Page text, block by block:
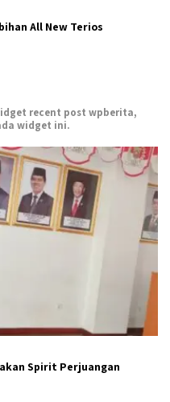
All New Terios
recent post wpberita,
widget ini.
Spirit Perjuangan